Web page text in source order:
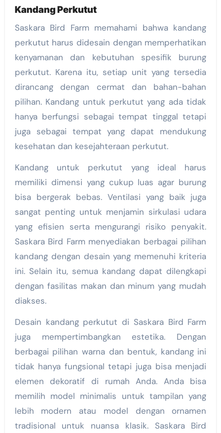
Kandang Perkutut
Saskara Bird Farm memahami bahwa kandang
perkutut harus didesain dengan memperhatikan
kenyamanan dan kebutuhan spesifik burung
perkutut. Karena itu, setiap unit yang tersedia
dirancang dengan cermat dan bahan-bahan
pilihan. Kandang untuk perkutut yang ada tidak
hanya berfungsi sebagai tempat tinggal tetapi
juga sebagai tempat yang dapat mendukung
kesehatan dan kesejahteraan perkutut.
Kandang untuk perkutut yang ideal harus
memiliki dimensi yang cukup luas agar burung
bisa bergerak bebas. Ventilasi yang baik juga
sangat penting untuk menjamin sirkulasi udara
yang efisien serta mengurangi risiko penyakit.
Saskara Bird Farm menyediakan berbagai pilihan
kandang dengan desain yang memenuhi kriteria
ini. Selain itu, semua kandang dapat dilengkapi
dengan fasilitas makan dan minum yang mudah
diakses.
Desain kandang perkutut di Saskara Bird Farm
juga mempertimbangkan estetika. Dengan
berbagai pilihan warna dan bentuk, kandang ini
tidak hanya fungsional tetapi juga bisa menjadi
elemen dekoratif di rumah Anda. Anda bisa
memilih model minimalis untuk tampilan yang
lebih modern atau model dengan ornamen
tradisional untuk nuansa klasik. Saskara Bird